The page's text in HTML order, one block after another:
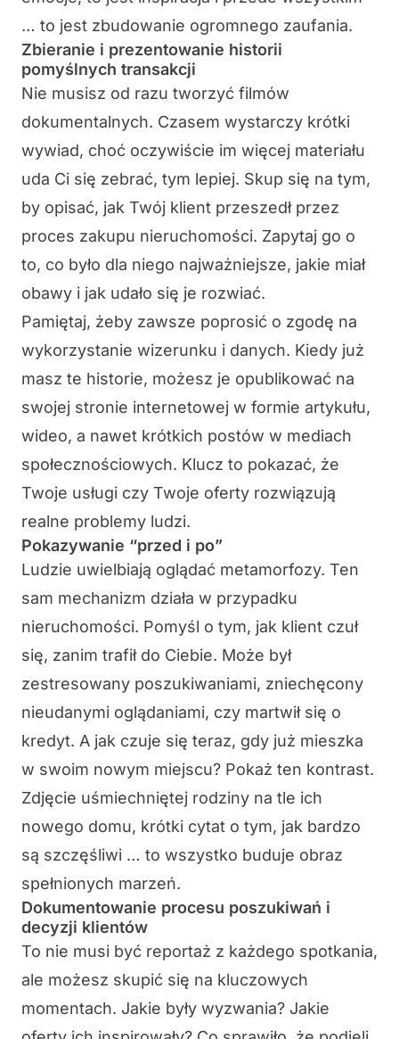
… to jest zbudowanie ogromnego zaufania.
Zbieranie i prezentowanie historii
pomyślnych transakcji
Nie musisz od razu tworzyć filmów
dokumentalnych. Czasem wystarczy krótki
wywiad, choć oczywiście im więcej materiału
uda Ci się zebrać, tym lepiej. Skup się na tym,
by opisać, jak Twój klient przeszedł przez
proces zakupu nieruchomości. Zapytaj go o
to, co było dla niego najważniejsze, jakie miał
obawy i jak udało się je rozwiać.
Pamiętaj, żeby zawsze poprosić o zgodę na
wykorzystanie wizerunku i danych. Kiedy już
masz te historie, możesz je opublikować na
swojej stronie internetowej w formie artykułu,
wideo, a nawet krótkich postów w mediach
społecznościowych. Klucz to pokazać, że
Twoje usługi czy Twoje oferty rozwiązują
realne problemy ludzi.
Pokazywanie “przed i po”
Ludzie uwielbiają oglądać metamorfozy. Ten
sam mechanizm działa w przypadku
nieruchomości. Pomyśl o tym, jak klient czuł
się, zanim trafił do Ciebie. Może był
zestresowany poszukiwaniami, zniechęcony
nieudanymi oglądaniami, czy martwił się o
kredyt. A jak czuje się teraz, gdy już mieszka
w swoim nowym miejscu? Pokaż ten kontrast.
Zdjęcie uśmiechniętej rodziny na tle ich
nowego domu, krótki cytat o tym, jak bardzo
są szczęśliwi … to wszystko buduje obraz
spełnionych marzeń.
Dokumentowanie procesu poszukiwań i
decyzji klientów
To nie musi być reportaż z każdego spotkania,
ale możesz skupić się na kluczowych
momentach. Jakie były wyzwania? Jakie